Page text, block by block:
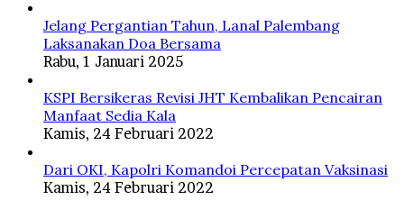
Jelang Pergantian Tahun, Lanal Palembang
Laksanakan Doa Bersama
Rabu, 1 Januari 2025
KSPI Bersikeras Revisi JHT Kembalikan Pencairan
Manfaat Sedia Kala
Kamis, 24 Februari 2022
Dari OKI, Kapolri Komandoi Percepatan Vaksinasi
Kamis, 24 Februari 2022